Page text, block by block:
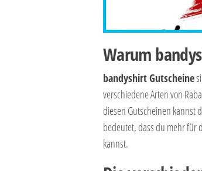
Warum
bandyshirt Gutscheine
verschiedene Arten von
diesen Gutscheinen kannst
bedeutet, dass du mehr für
kannst.